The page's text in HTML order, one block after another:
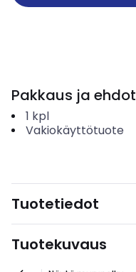
Pakkaus ja ehdot
1 kpl
Vakiokäyttötuote
Tuotetiedot
Tuotekuvaus